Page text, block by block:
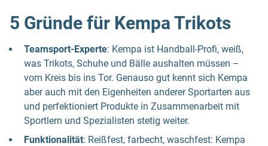
5 Gründe für Kempa Trikots
Teamsport-Experte: Kempa ist Handball-Profi, weiß,
was Trikots, Schuhe und Bälle aushalten müssen –
vom Kreis bis ins Tor. Genauso gut kennt sich Kempa
aber auch mit den Eigenheiten anderer Sportarten aus
und perfektioniert Produkte in Zusammenarbeit mit
Sportlern und Spezialisten stetig weiter.
Funktionalität: Reißfest, farbecht, waschfest: Kempa